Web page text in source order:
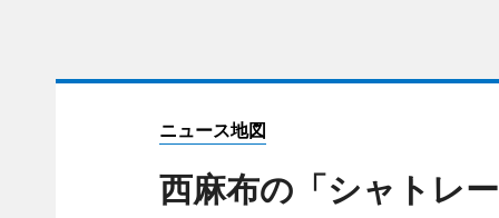
ニュース地図
西麻布の「シャトレ